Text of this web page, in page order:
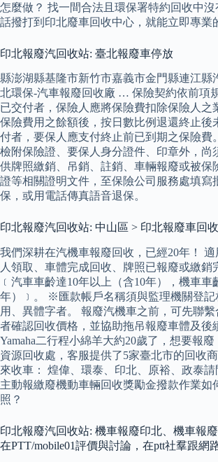
怎麼做？ 找一間合法且環保署特約回收中
話撥打到印北廢車回收中心，就能立即專業
印北報廢汽回收站: 臺北報廢車停放
縣澎湖縣基隆市新竹市嘉義市金門縣連江縣
北環保-汽車報廢回收廠 … 保險契約依前項
已交付者，保險人應將保險費扣除保險人之
保險費用之餘額後，按日數比例退還終止後
付者，要保人應支付終止前已到期之保險費
檢附保險證、要保人身分證件、印章外，尚
供牌照繳銷、吊銷、註銷、車輛報廢或被保
證等相關證明文件，至保險公司服務處填寫
保，或用電話傳真語音退保。
印北報廢汽回收站: 中山區 > 印北報廢車回
我們深耕在汽機車報廢回收，已經20年！
人領取、車體完成回收、牌照已報廢或繳銷
﹝汽車車齡達10年以上（含10年），機車車
年）﹞。 ※匯款帳戶名稱須與監理機關登記
用、異體字者。 報廢汽機車之前，可先聯
者確認回收價格，並協助拖吊報廢車體及後
Yamaha二行程小綿羊大約20歲了，想要報
資源回收處，客服提供了5家臺北市的回收
來收車： 煌偉、環泰、印北、原裕、政泰
主動報繳廢機動車輛回收獎勵金撥款作業如
照？
印北報廢汽回收站: 機車報廢印北、機車報
在PTT/mobile01評價與討論，在ptt社羣跟網